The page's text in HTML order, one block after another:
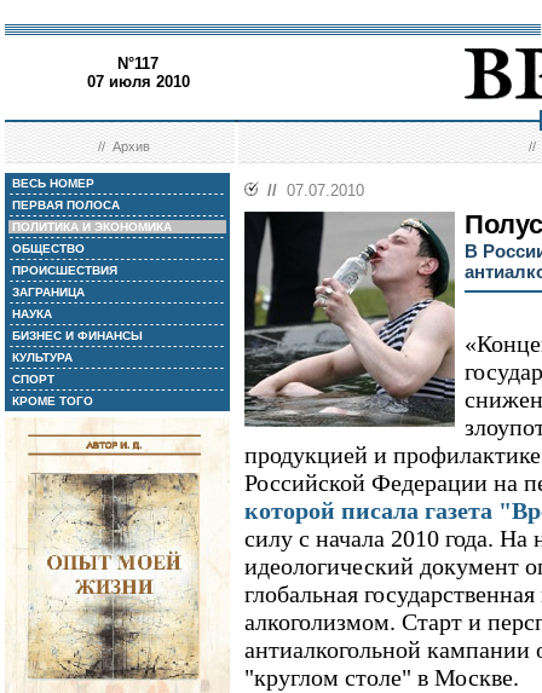
N°117
07 июля 2010
//Архив //
ВЕСЬ НОМЕР
ПЕРВАЯ ПОЛОСА
ПОЛИТИКА И ЭКОНОМИКА
ОБЩЕСТВО
ПРОИСШЕСТВИЯ
ЗАГРАНИЦА
НАУКА
БИЗНЕС И ФИНАНСЫ
КУЛЬТУРА
СПОРТ
КРОМЕ ТОГО
// 07.07.2010
В
продукцией и
Российской Федерации на
которой писала газета
силу с начала 2010 года. На
идеологический документ
глобальная
алкоголизмом. Старт и
антиалкогольной кампании
"круглом столе" в Москве.